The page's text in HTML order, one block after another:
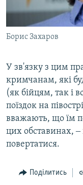
Борис Захаров
У зв'язку з цим
кримчанам, які
(як бійцям, так і
поїздок на
вважають, що їм
цих обставинах,
повертатися.
Поділитись